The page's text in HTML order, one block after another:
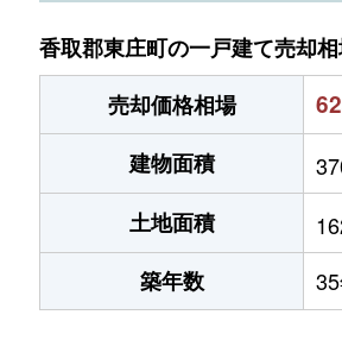
香取郡東庄町の一戸建て売却
売却価格相場
建物面積
土地面積
築年数